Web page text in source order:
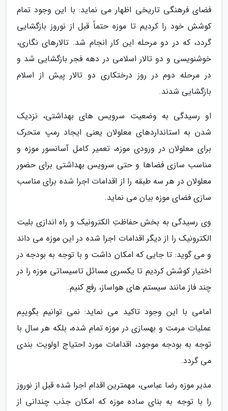
فضای فرهنگی تاریخی اظهار می نماید: با این وجود تمام
کوشش خود را کردیم تا موزه حتماً قبل از نوروز بازگشایی
گردد، که در دو مرحله این کار انجام شد. تالارهای نگاری،
خوشنویسی و دو تالار اسلامی در دهه فجر بازگشایی شد و
در مرحله دوم در روز درختکاری دو تالار پیش از اسلام
بازگشایی شدند.
او رسیدگی به وضعیت سرویس های بهداشتی، نزدیک
شدن به استانداردهای معلولان یعنی ایجاد رمپ متحرک
برای معلولان در ورودی موزه، تعمیر کامل آسانسور موزه و
مناسب سازی فضاها و حتی سرویس بهداشتی برای حضور
معلولان در هر سه طبقه را از اقدامات اجرا شده برای مناسب
سازی فضای موزه بیان می نماید.
وی رسیدگی به بخش حفاظتِ الکترونیک و راه اندازی بلیت
الکترونیک را از دیگر اقدامات اجرا شده در این موزه می داند
و می گوید: تا جایی که امکان داشت و با توجه به بودجه در
اختیار کوشش کردیم تا یکسری مسائل تاسیساتی موزه را در
چند فاز مانند سیستم های هواساز، رفع کنیم.
امامی با این وجود تاکید می نماید: نمی توانیم بگوییم
عملیات مرمت و بهسازی در موزه تمام شده، بلکه هر سال با
توجه به بودجه موجود، اقدامات مورد احتیاج اولویت بندی
می گردد.
مدیر موزه رضا عباسی، مهمترین اقدام اجرا شده قبل از نوروز
را با توجه به بنای ساده موزه که امکان جذب چندانی از